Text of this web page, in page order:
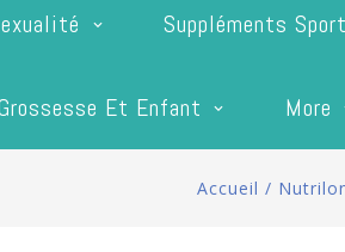
Suppléments Sport
Et Enfant More
Accueil /